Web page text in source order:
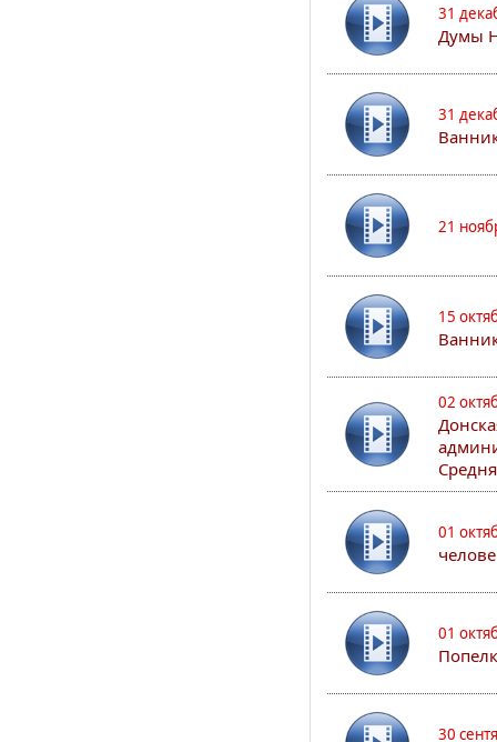
31
Думы
31
21
15
02
01
01
30